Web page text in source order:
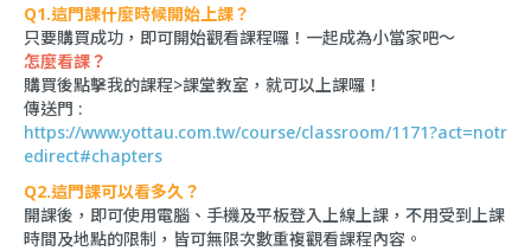
Q1.這門課什麼時候開始上課？
只要購買成功，即可開始觀看課程囉！一起成為小當家吧～
怎麼看課？
購買後點擊我的課程>課堂教室，就可以上課囉！
傳送門 :
https://www.yottau.com.tw/course/classroom/1171?act=notr
edirect#chapters
Q2.這門課可以看多久？
開課後，即可使用電腦、手機及平板登入上線上課，不用受到上課
時間及地點的限制，皆可無限次數重複觀看課程內容。